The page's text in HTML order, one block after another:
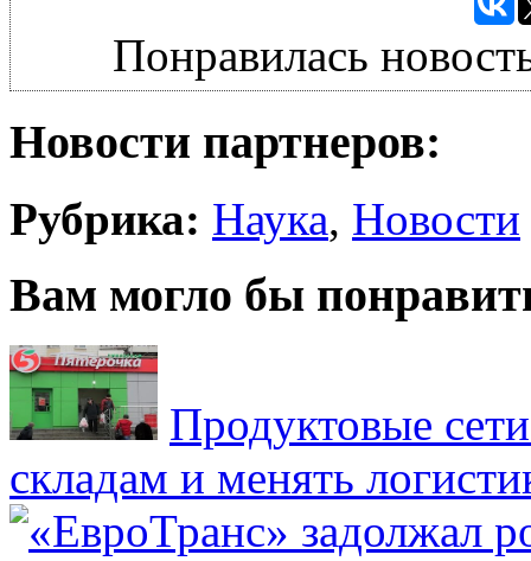
Понравилась
Новости партнеров:
Рубрика: Наука, Новости
Вам могло бы
Продуктовые
складам и менять